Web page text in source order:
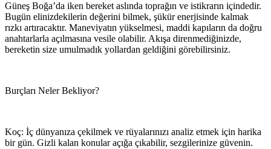
Güneş Boğa’da iken bereket aslında toprağın ve istikrarın içindedir.
Bugün elinizdekilerin değerini bilmek, şükür enerjisinde kalmak
rızkı artıracaktır. Maneviyatın yükselmesi, maddi kapıların da doğru
anahtarlarla açılmasına vesile olabilir. Akışa direnmediğinizde,
bereketin size umulmadık yollardan geldiğini görebilirsiniz.
Burçları Neler Bekliyor?
Koç: İç dünyanıza çekilmek ve rüyalarınızı analiz etmek için harika
bir gün. Gizli kalan konular açığa çıkabilir, sezgilerinize güvenin.